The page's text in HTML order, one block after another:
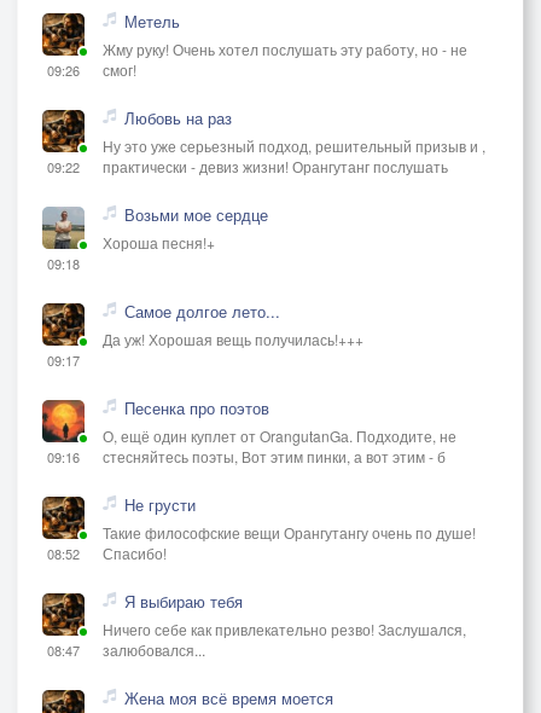
09:26
Метель
Жму руку! Очень хотел послушать эту работу, но - не
смог!
09:22
Любовь на раз
Ну это уже серьезный подход, решительный призыв и ,
практически - девиз жизни! Орангутанг послушать
09:18
Возьми мое сердце
Хороша песня!+
09:17
Самое долгое лето...
Да уж! Хорошая вещь получилась!+++
09:16
Песенка про поэтов
О, ещё один куплет от OrangutanGа. Подходите, не
стесняйтесь поэты, Вот этим пинки, а вот этим - б
08:52
Не грусти
Такие философские вещи Орангутангу очень по душе!
Спасибо!
08:47
Я выбираю тебя
Ничего себе как привлекательно резво! Заслушался,
залюбовался...
Жена моя всё время моется